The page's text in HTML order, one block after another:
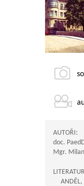
AUTOŘI:
doc.
Mgr.
ANDĚL,